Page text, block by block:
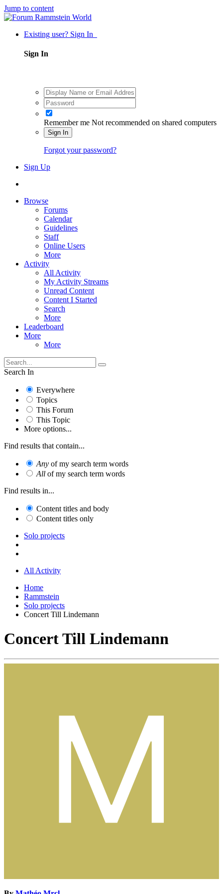
Jump to content
Existing user? Sign In
Sign In
Remember me Not recommended on shared computers
Sign In
Forgot your password?
Sign Up
Browse
Forums
Calendar
Guidelines
Staff
Online Users
More
Activity
All Activity
My Activity Streams
Unread Content
Content I Started
Search
More
Leaderboard
More
More
Search In
Everywhere
Topics
This Forum
This Topic
More options...
Find results that contain...
Any of my search term words
All of my search term words
Find results in...
Content titles and body
Content titles only
Solo projects
All Activity
Home
Rammstein
Solo projects
Concert Till Lindemann
Concert Till Lindemann